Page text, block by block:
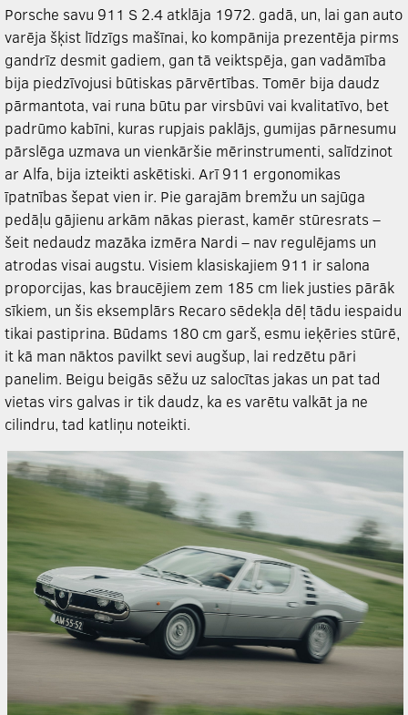
Porsche savu 911 S 2.4 atklāja 1972. gadā, un, lai gan auto
varēja šķist līdzīgs mašīnai, ko kompānija prezentēja pirms
gandrīz desmit gadiem, gan tā veiktspēja, gan vadāmība
bija piedzīvojusi būtiskas pārvērtības. Tomēr bija daudz
pārmantota, vai runa būtu par virsbūvi vai kvalitatīvo, bet
padrūmo kabīni, kuras rupjais paklājs, gumijas pārnesumu
pārslēga uzmava un vienkāršie mērinstrumenti, salīdzinot
ar Alfa, bija izteikti askētiski. Arī 911 ergonomikas
īpatnības šepat vien ir. Pie garajām bremžu un sajūga
pedāļu gājienu arkām nākas pierast, kamēr stūresrats –
šeit nedaudz mazāka izmēra Nardi – nav regulējams un
atrodas visai augstu. Visiem klasiskajiem 911 ir salona
proporcijas, kas braucējiem zem 185 cm liek justies pārāk
sīkiem, un šis eksemplārs Recaro sēdekļa dēļ tādu iespaidu
tikai pastiprina. Būdams 180 cm garš, esmu ieķēries stūrē,
it kā man nāktos pavilkt sevi augšup, lai redzētu pāri
panelim. Beigu beigās sēžu uz salocītas jakas un pat tad
vietas virs galvas ir tik daudz, ka es varētu valkāt ja ne
cilindru, tad katliņu noteikti.